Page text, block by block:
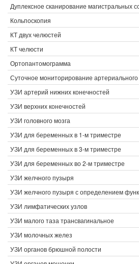
Дуплексное сканирование магистральных
Кольпоскопия
КТ двух челюстей
КТ челюсти
Ортопантомограмма
Суточное мониторирование
УЗИ артерий нижних конечностей
УЗИ верхних конечностей
УЗИ головного мозга
УЗИ для беременных в 1-м триместре
УЗИ для беременных в 3-м триместре
УЗИ для беременных во 2-м триместре
УЗИ желчного пузыря
УЗИ желчного пузыря с определением
УЗИ лимфатических узлов
УЗИ малого таза трансвагинальное
УЗИ молочных желез
УЗИ органов брюшной полости